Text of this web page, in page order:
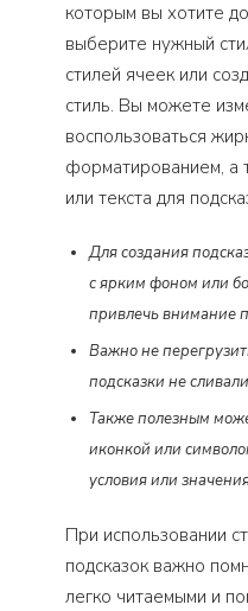
которым вы хотите
выберите нужный
стилей ячеек или
стиль. Вы можете
воспользоваться
форматированием, а
или текста для
Для создания
с ярким фоном или
привлечь внимание
Важно не
подсказки не
Также полезным
иконкой или
условия или
При использовании
подсказок важно
легко читаемыми и